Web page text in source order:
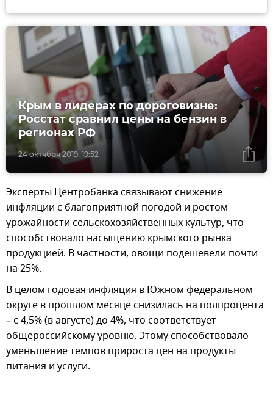
24 октября 2019, 19:52
Крым в лидерах по дороговизне:
Росстат сравнил цены на бензин в
регионах РФ
Эксперты Центробанка связывают снижение
инфляции с благоприятной погодой и ростом
урожайности сельскохозяйственных культур, что
способствовало насыщению крымского рынка
продукцией. В частности, овощи подешевели почти
на 25%.
В целом годовая инфляция в Южном федеральном
округе в прошлом месяце снизилась на полпроцента
– с 4,5% (в августе) до 4%, что соответствует
общероссийскому уровню. Этому способствовало
уменьшение темпов прироста цен на продукты
питания и услуги.